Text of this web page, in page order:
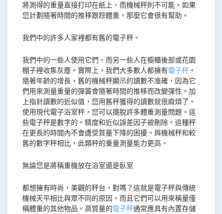
將測得的重量直接打印在紙上，而機械秤則不可能。如果
您計劃隨著時間的推移跟踪體重，那麼它會很有幫助。
我們中的許多人家裡都有舊的電子秤。
我們中的一些人使用它們，而另一些人在櫥櫃後部或花園
棚子裡收集灰塵。實際上，我們大多數人都擁有電子秤 。
隨著年齡的增長，舊的機械秤顯示的讀數不准確，因為它
們用來測量重量的彈簧會隨著時間的推移而改變彈性。加
上指針讀數的近似值，您用舊秤獲得的讀數就很麻煩了。
使用現代電子浴室秤，您可以擺脫許多體重測量問題。這
些電子秤是數字的。精度和近似誤差因子被刪除。這種秤
在更長的時間內不會遭受質量下降的困擾。與機械秤和較
舊的數字秤相比，此類秤的重量測量能力更高。
無論您是將稱重機放在浴室還是臥室
都想擁有時尚，美觀的秤台，對嗎？這就是電子秤與傳統
機械天平相比與眾不同的原因。而且它們可以用來稱量僅
稱體重的其他物品。高質量的電子秤通常應具有內置存儲